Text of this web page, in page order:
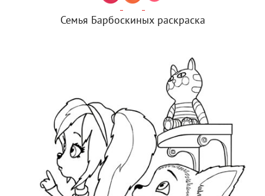
Семья Барбоскиных раскраска